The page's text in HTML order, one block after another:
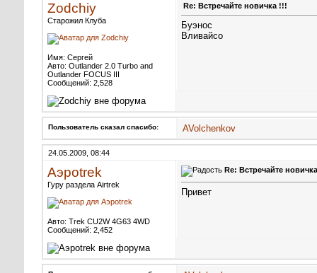
Zodchiy
Старожил Клуба
Имя: Сергей
Авто: Outlander 2.0 Тurbo and
Outlander FOСUS III
Сообщений: 2,528
Re: Встречайте новичка !!!
Буэнос
Вливайсо
Пользователь сказал cпасибо: AVolchenkov
24.05.2009, 08:44
Аэроtrek
Гуру раздела Airtrek
Авто: Trek CU2W 4G63 4WD
Сообщений: 2,452
Re: Встречайте
Привет